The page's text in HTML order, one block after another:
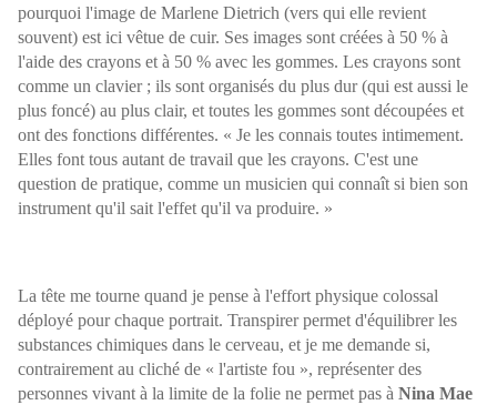
pourquoi l'image de Marlene Dietrich (vers qui elle revient
souvent) est ici vêtue de cuir. Ses images sont créées à 50 % à
l'aide des crayons et à 50 % avec les gommes. Les crayons sont
comme un clavier ; ils sont organisés du plus dur (qui est aussi le
plus foncé) au plus clair, et toutes les gommes sont découpées et
ont des fonctions différentes. « Je les connais toutes intimement.
Elles font tous autant de travail que les crayons. C'est une
question de pratique, comme un musicien qui connaît si bien son
instrument qu'il sait l'effet qu'il va produire. »
La tête me tourne quand je pense à l'effort physique colossal
déployé pour chaque portrait. Transpirer permet d'équilibrer les
substances chimiques dans le cerveau, et je me demande si,
contrairement au cliché de « l'artiste fou », représenter des
personnes vivant à la limite de la folie ne permet pas à Nina Mae